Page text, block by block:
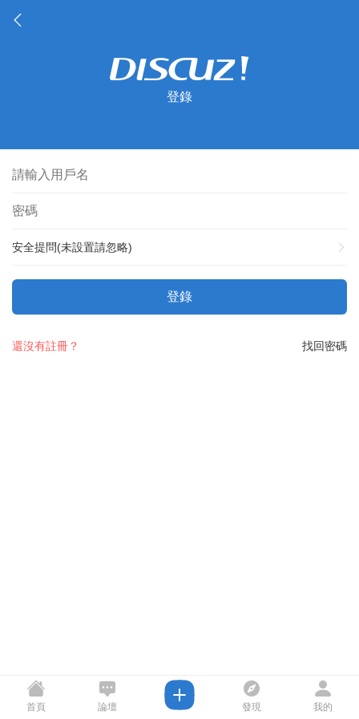
登錄
安全提問(未設置請忽略)
登錄
找回密碼
還沒有註冊？
首頁 論壇 發現 我的